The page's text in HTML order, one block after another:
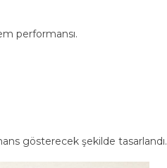
performansı.
gösterecek şekilde tasarlandı.